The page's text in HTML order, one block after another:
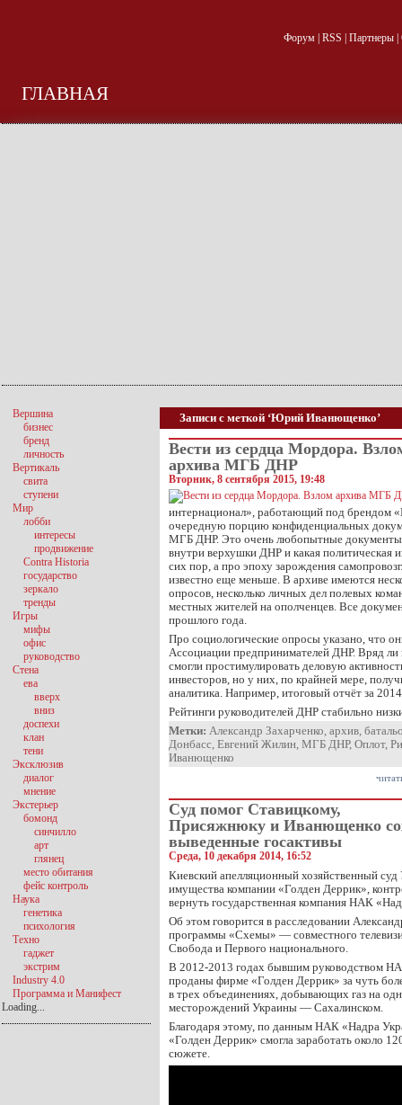
Форум| RSS Партнеры|
ГЛАВНАЯ
Записи с меткой ‘Юрий Иванющенко’
Вести из сердца Мордора.
архива МГБ ДНР
Вторник, 8 сентября 2015, 19:48
интернационал», работающий под брендом
очередную порцию конфиденциальных
МГБ ДНР. Это очень любопытные
внутри верхушки ДНР и какая политическая
сих пор, а про эпоху зарождения
известно еще меньше. В архиве имеются
опросов, несколько личных дел полевых
местных жителей на ополченцев. Все
прошлого года.
Про социологические опросы указано, что
Ассоциации предпринимателей ДНР. Вряд
смогли простимулировать деловую
инвесторов, но у них, по крайней мере,
аналитика. Например, итоговый отчёт за
Рейтинги руководителей ДНР стабильно
Метки: Александр Захарченко, архив,
Донбасс, Евгений Жилин, МГБ ДНР, Оплот,
Иванющенко
Суд помог Ставицкому,
Присяжнюку и Иванющенко
выведенные госактивы
Среда, 10 декабря 2014, 16:52
Киевский апелляционный хозяйственный суд
имущества компании «Голден Деррик»,
вернуть государственная компания НАК
Об этом говорится в расследовании
программы «Схемы» — совместного
Свобода и Первого национального.
В 2012-2013 годах бывшим руководством
проданы фирме «Голден Деррик» за чуть
в трех объединениях, добывающих газ на
месторождений Украины — Сахалинском.
Благодаря этому, по данным НАК «Надра
«Голден Деррик» смогла заработать около
сюжете.
Вершина
бизнес
бренд
личность
Вертикаль
свита
ступени
Мир
лобби
интересы
продвижение
Contra Historia
государство
зеркало
тренды
Игры
мифы
офис
руководство
Стена
ева
вверх
вниз
доспехи
клан
тени
Эксклюзив
диалог
мнение
Экстерьер
бомонд
синчилло
арт
глянец
место обитания
фейс контроль
Наука
генетика
психология
Техно
гаджет
экстрим
Industry 4.0
Программа и Манифест
Loading...